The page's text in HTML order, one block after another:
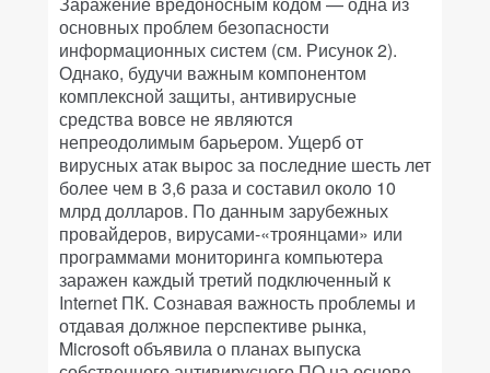
основных проблем безопасности
информационных систем (см. Рисунок 2).
Однако, будучи важным компонентом
комплексной защиты, антивирусные
средства вовсе не являются
непреодолимым барьером. Ущерб от
вирусных атак вырос за последние шесть лет
более чем в 3,6 раза и составил около 10
млрд долларов. По данным зарубежных
провайдеров, вирусами-«троянцами» или
программами мониторинга компьютера
заражен каждый третий подключенный к
Internet ПК. Сознавая важность проблемы и
отдавая должное перспективе рынка,
Microsoft объявила о планах выпуска